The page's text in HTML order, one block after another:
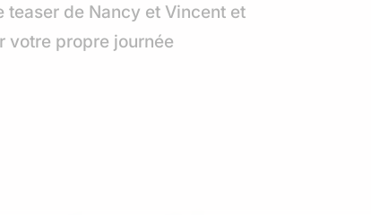
teaser de Nancy et Vincent et
votre propre journée